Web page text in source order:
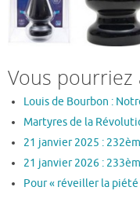
Vous pourriez
Louis de Bourbon :
Martyres de la
21 janvier 2025 :
21 janvier 2026 :
Pour « réveiller la